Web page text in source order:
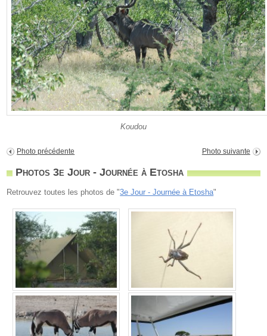
Koudou
Photo précédente Photo suivante
Photos 3e Jour - Journée à Etosha
Retrouvez toutes les photos de "3e Jour - Journée à Etosha"